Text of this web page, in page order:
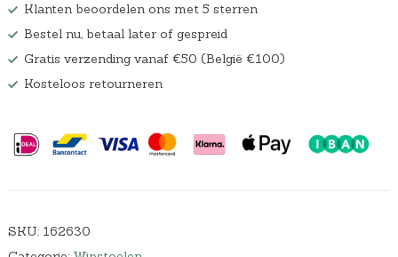
Klanten beoordelen ons met 5 sterren
Bestel nu, betaal later of gespreid
Gratis verzending vanaf €50 (België €100)
Kosteloos retourneren
SKU: 162630